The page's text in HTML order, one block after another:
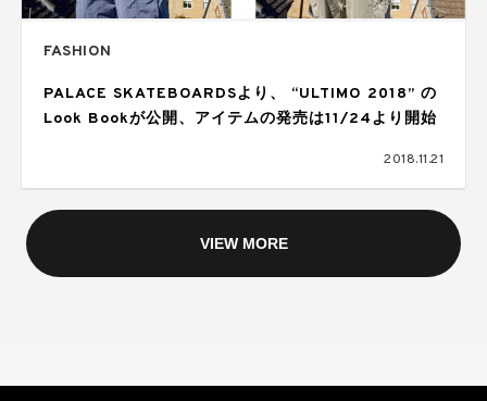
FASHION
PALACE SKATEBOARDSより、 “ULTIMO 2018” の
Look Bookが公開、アイテムの発売は11/24より開始
2018.11.21
VIEW MORE